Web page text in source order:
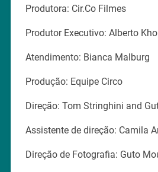
Produtora: Cir.Co Filmes
Produtor Executivo: Alberto
Atendimento: Bianca Malburg
Produção: Equipe Circo
Direção: Tom Stringhini and
Assistente de direção: Camila
Direção de Fotografia: Guto